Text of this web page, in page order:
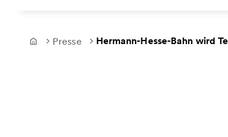
Frontpage
Presse Hermann-Hesse-Bahn wird